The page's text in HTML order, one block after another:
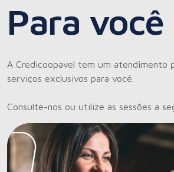
Para você
A Credicoopavel tem um atendimento
serviços exclusivos para você.
Consulte-nos ou utilize as sessões a